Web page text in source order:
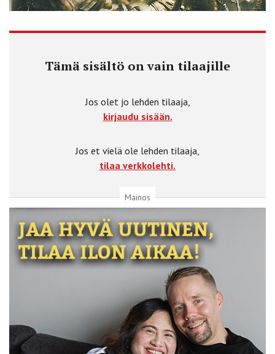
Tämä sisältö on vain tilaajille
Jos olet jo lehden tilaaja,
kirjaudu sisään.
Jos et vielä ole lehden tilaaja,
tilaa verkkolehti.
Mainos